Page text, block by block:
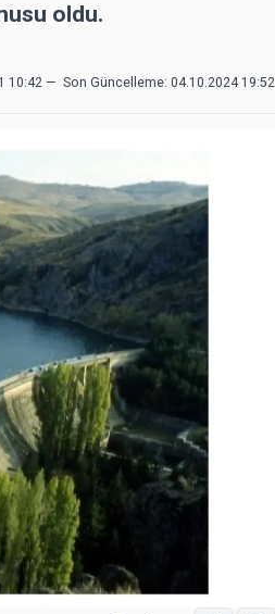
oldu.
10:42 — Son Güncelleme: 04.10.2024 19:52